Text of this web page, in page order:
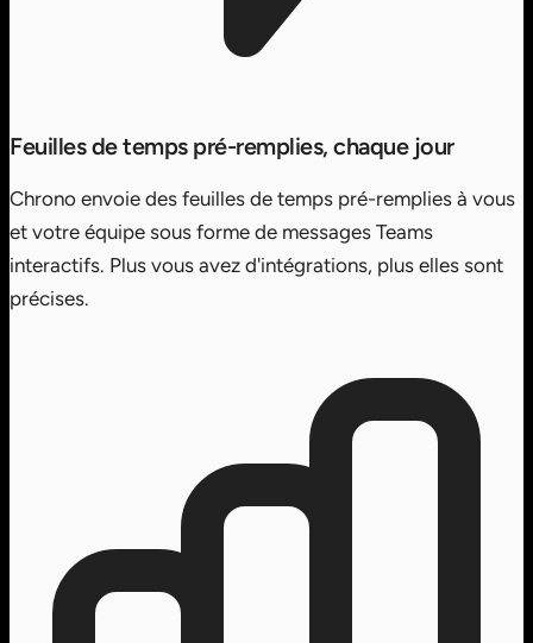
Feuilles de temps pré-remplies, chaque jour
Chrono envoie des feuilles de temps pré-remplies à vous
et votre équipe sous forme de messages Teams
interactifs. Plus vous avez d'intégrations, plus elles sont
précises.